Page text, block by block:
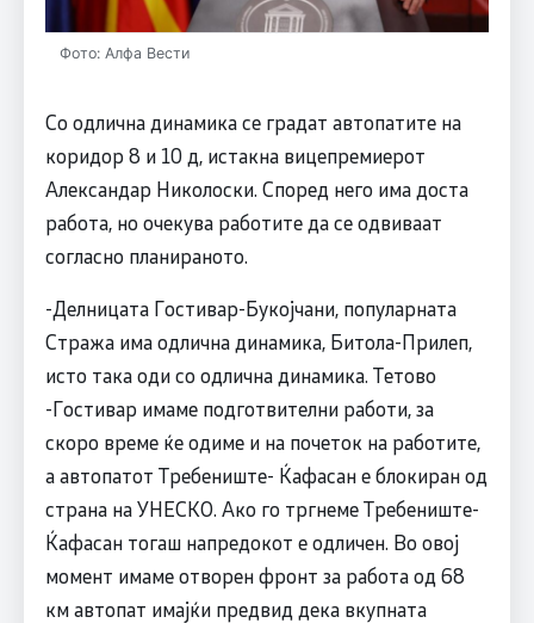
Фото: Алфа Вести
Со одлична динамика се градат автопатите на
коридор 8 и 10 д, истакна вицепремиерот
Александар Николоски. Според него има доста
работа, но очекува работите да се одвиваат
согласно планираното.
-Делницата Гостивар-Букојчани, популарната
Стража има одлична динамика, Битола-Прилеп,
исто така оди со одлична динамика. Тетово
-Гостивар имаме подготвителни работи, за
скоро време ќе одиме и на почеток на работите,
а автопатот Требениште- Ќафасан е блокиран од
страна на УНЕСКО. Ако го тргнеме Требениште-
Ќафасан тогаш напредокот е одличен. Во овој
момент имаме отворен фронт за работа од 68
км автопат имајќи предвид дека вкупната